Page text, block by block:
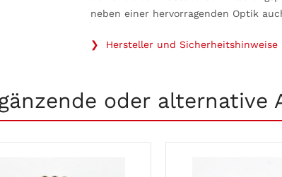
neben einer hervorragenden Optik
❯ Hersteller und Sicherheitshinweise
oder alternative